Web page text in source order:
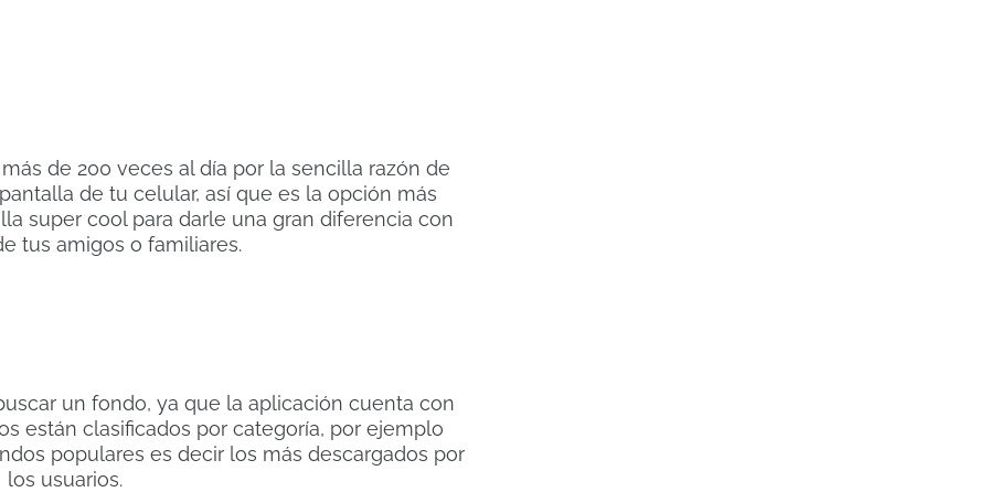
de 200 veces al día por la sencilla razón de
de tu celular, así que es la opción más
super cool para darle una gran diferencia con
tus amigos o familiares.
un fondo, ya que la aplicación cuenta con
están clasificados por categoría, por ejemplo
populares es decir los más descargados por
los usuarios.